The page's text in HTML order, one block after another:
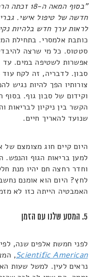
"בסוף
חדשה של טיפול אישי.
לראות ערך חדש בלהיות
סטטוס. כל מי שרצה
אפשרות לשטיפה במים. עד
סבון. לדבריה, זה לקח
הקשר בין ניקיון לבריאות
שנועד להאריך חיים.
היום קיים חוג מצומצם
וחדר רחצה חם יהיו מנת
לחץ? היום הוא אומנם
האמבטיה הייתה כזו לא
5. המסע שלנו עם הזמן
לפני חמשת אלפים שנה,
Scientific American
,
נראים לעין. למשל שעות